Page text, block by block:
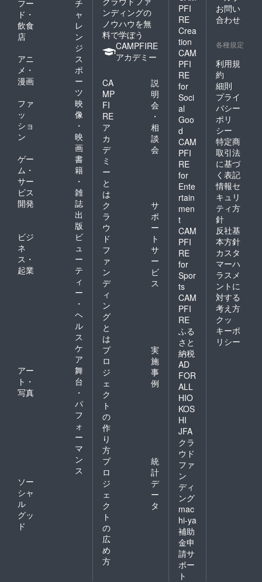
フー
ド・
飲食
店
チ
ャ
レ
ン
ジ
アニ
メ・
漫画
ス
ポ
ー
ツ
ファ
ッ
ショ
ン
映
像
・
映
画
ゲー
ム・
サー
ビス
開発
書
籍
・
雑
誌
出
版
ビジ
ネ
ス・
起業
ビ
ュ
ー
テ
ィ
ー
・
ヘ
ル
ス
ケ
ア
アー
ト・
写真
舞
台
・
パ
フ
ォ
ー
マ
ン
ス
ソー
シャ
ル
グッ
ド
ンディングの
ノウハウを無
料で学ぼう
CAMPFIRE
アカデミー
CA
MP
FI
RE
ア
カ
デ
ミ
ー
と
は
説
明
会
・
相
談
会
ク
ラ
ウ
ド
フ
ァ
ン
デ
ィ
ン
グ
と
は
サ
ポ
ー
ト
サ
ー
ビ
ス
プ
ロ
ジ
ェ
ク
ト
の
作
り
方
実
施
事
例
プ
ロ
ジ
ェ
ク
ト
の
広
め
方
統
計
デ
ー
タ
PFI
RE
Crea
tion
CAM
PFI
RE
for
Soci
al
Goo
d
CAM
PFI
RE
for
Ente
rtain
men
t
CAM
PFI
RE
for
Spor
ts
CAM
PFI
RE
ふる
さと
納税
AD
FOR
ALL
HIO
KOS
HI
JFA
クラ
ウド
ファ
ン
ディ
ング
mac
hi-ya
補助
金申
請サ
ポー
ト
お問い
合わせ
各種規定
利用規
約
細則
プライ
バシー
ポリ
シー
特定商
取引法
に基づ
く表記
情報セ
キュリ
ティ方
針
反社基
本方針
カスタ
マーハ
ラスメ
ントに
対する
考え方
クッ
キーポ
リシー